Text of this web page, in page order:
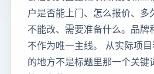
户是否能上门、怎么报价、多
不能改、需要准备什么。品牌
不作为唯一主线。 从实际项
的地方不是标题里那一个关键